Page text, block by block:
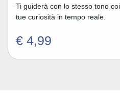
Ti guiderà con lo stesso tono
tue curiosità in tempo reale.
€ 4,99